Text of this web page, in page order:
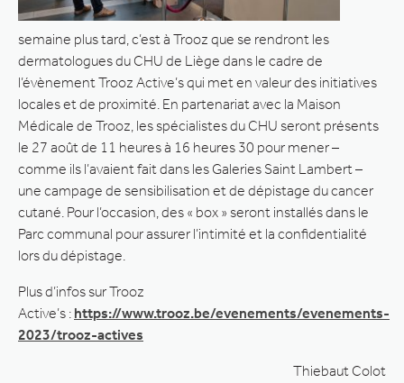
semaine plus tard, c’est à Trooz que se rendront les
dermatologues du CHU de Liège dans le cadre de
l’évènement Trooz Active’s qui met en valeur des initiatives
locales et de proximité. En partenariat avec la Maison
Médicale de Trooz, les spécialistes du CHU seront présents
le 27 août de 11 heures à 16 heures 30 pour mener –
comme ils l’avaient fait dans les Galeries Saint Lambert –
une campage de sensibilisation et de dépistage du cancer
cutané. Pour l’occasion, des « box » seront installés dans le
Parc communal pour assurer l’intimité et la confidentialité
lors du dépistage.
Plus d’infos sur Trooz
Active’s : https://www.trooz.be/evenements/evenements-
2023/trooz-actives
Thiebaut Colot